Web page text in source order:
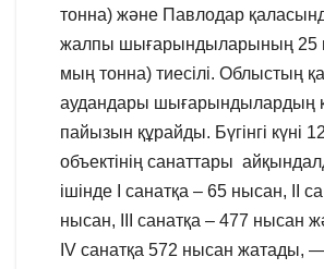
тонна) және Павлодар
жалпы шығарындыларының 25
мың тонна) тиесілі. Облыстың
аудандары шығарындылардың
пайызын құрайды. Бүгінгі күні
объектінің санаттары
ішінде I санатқа – 65 нысан, II
нысан, III санатқа – 477 нысан
IV санатқа 572 нысан жатады, —